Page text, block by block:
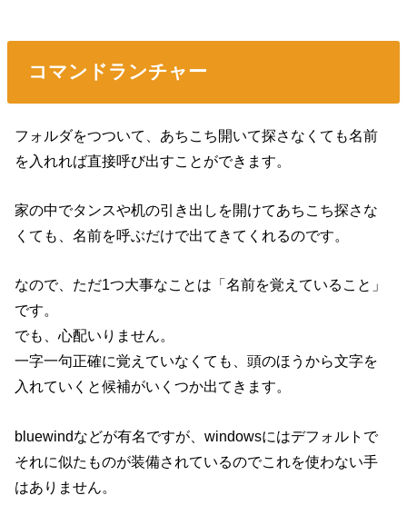
コマンドランチャー
フォルダをつついて、あちこち開いて探さなくても名前
を入れれば直接呼び出すことができます。
家の中でタンスや机の引き出しを開けてあちこち探さな
くても、名前を呼ぶだけで出てきてくれるのです。
なので、ただ1つ大事なことは「名前を覚えていること」
です。
でも、心配いりません。
一字一句正確に覚えていなくても、頭のほうから文字を
入れていくと候補がいくつか出てきます。
bluewindなどが有名ですが、windowsにはデフォルトで
それに似たものが装備されているのでこれを使わない手
はありません。